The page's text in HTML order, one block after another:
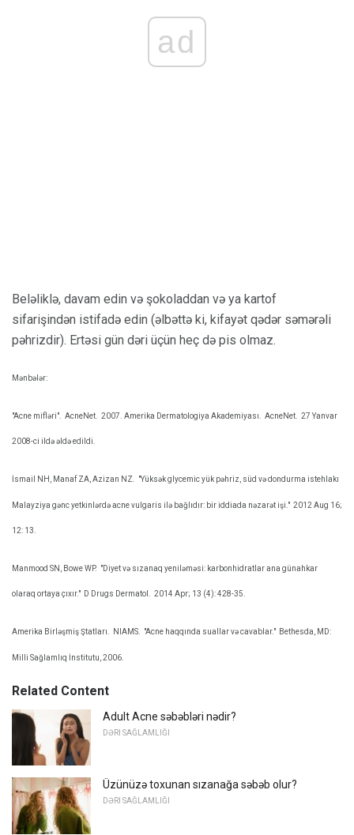
ad
Beləliklə, davam edin və şokoladdan və ya kartof
sifarişindən istifadə edin (əlbəttə ki, kifayət qədər səmərəli
pəhrizdir). Ertəsi gün dəri üçün heç də pis olmaz.
Mənbələr:
"Acne mifləri". AcneNet. 2007. Amerika Dermatologiya Akademiyası. AcneNet. 27 Yanvar
2008-ci ildə əldə edildi.
İsmail NH, Manaf ZA, Azizan NZ. "Yüksək glycemic yük pəhriz, süd və dondurma istehlakı
Malayziya gənc yetkinlərdə acne vulgaris ilə bağlıdır: bir iddiada nəzarət işi." 2012 Aug 16;
12: 13.
Manmood SN, Bowe WP. "Diyet və sızanaq yeniləməsi: karbonhidratlar ana günahkar
olaraq ortaya çıxır." D Drugs Dermatol. 2014 Apr; 13 (4): 428-35.
Amerika Birləşmiş Ştatları. NIAMS. "Acne haqqında suallar və cavablar." Bethesda, MD:
Milli Sağlamlıq İnstitutu, 2006.
Related Content
Adult Acne səbəbləri nədir?
DƏRI SAĞLAMLIĞI
Üzünüzə toxunan sızanağa səbəb olur?
DƏRI SAĞLAMLIĞI